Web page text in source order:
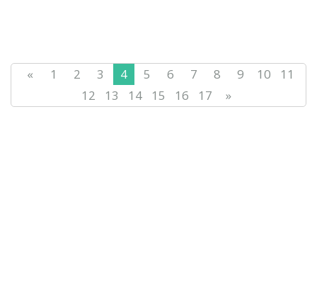
« 1 2 3 4 5 6 7 8 9 10
11
12
13 14 15 16 17 »